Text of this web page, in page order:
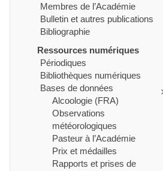
Membres de l’Académie
Bulletin et autres publications
Bibliographie
Ressources numériques
Périodiques
Bibliothèques numériques
Bases de données
Alcoologie (FRA)
Observations
météorologiques
Pasteur à l’Académie
Prix et médailles
Rapports et prises de